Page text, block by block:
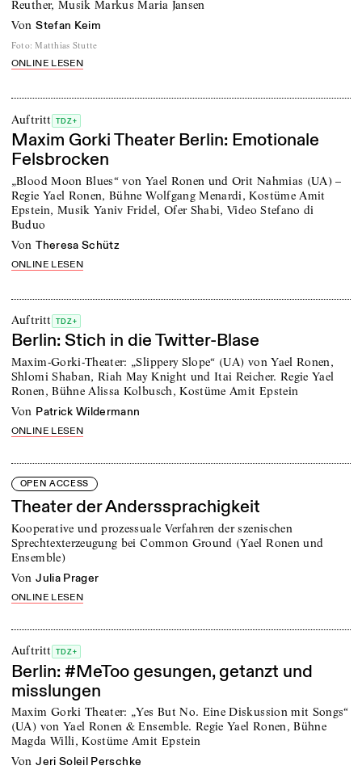
Reuther, Musik Markus Maria Jansen
von Stefan Keim
Foto: Matthias Stutte
ONLINE LESEN
Auftritt TDZ+
Maxim Gorki Theater Berlin: Emotionale
Felsbrocken
„Blood Moon Blues“ von Yael Ronen und Orit Nahmias (UA) –
Regie Yael Ronen, Bühne Wolfgang Menardi, Kostüme Amit
Epstein, Musik Yaniv Fridel, Ofer Shabi, Video Stefano di
Buduo
von Theresa Schütz
ONLINE LESEN
Auftritt TDZ+
Berlin: Stich in die Twitter-Blase
Maxim-Gorki-Theater: „Slippery Slope“ (UA) von Yael Ronen,
Shlomi Shaban, Riah May Knight und Itai Reicher. Regie Yael
Ronen, Bühne Alissa Kolbusch, Kostüme Amit Epstein
von Patrick Wildermann
ONLINE LESEN
OPEN ACCESS
Theater der Anderssprachigkeit
Kooperative und prozessuale Verfahren der szenischen
Sprechtexterzeugung bei Common Ground (Yael Ronen und
Ensemble)
von Julia Prager
ONLINE LESEN
Auftritt TDZ+
Berlin: #MeToo gesungen, getanzt und
misslungen
Maxim Gorki Theater: „Yes But No. Eine Diskussion mit Songs“
(UA) von Yael Ronen & Ensemble. Regie Yael Ronen, Bühne
Magda Willi, Kostüme Amit Epstein
von Jeri Soleil Perschke